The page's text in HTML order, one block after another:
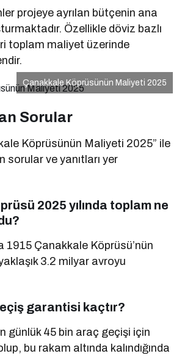
projeye ayrılan bütçenin ana
Özellikle döviz bazlı
toplam maliyet üzerinde
Çanakkale Köprüsünün Maliyeti 2025
Sorular
Köprüsünün Maliyeti 2025” ile
sorular ve yanıtları yer
2025 yılında toplam ne
1915 Çanakkale Köprüsü’nün
3.2 milyar avroyu
garantisi kaçtır?
günlük 45 bin araç geçişi için
bu rakam altında kalındığında